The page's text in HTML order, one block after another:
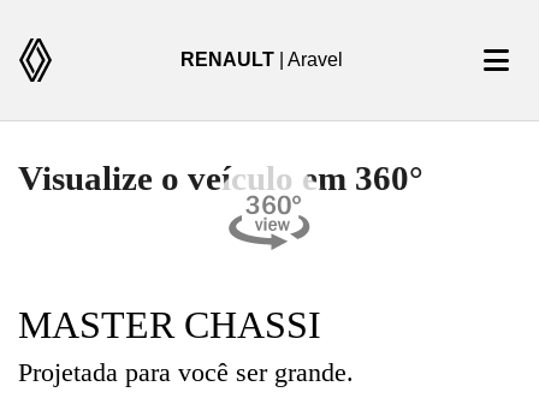
RENAULT | Aravel
Visualize o veículo em 360°
MASTER CHASSI
Projetada para você ser grande.